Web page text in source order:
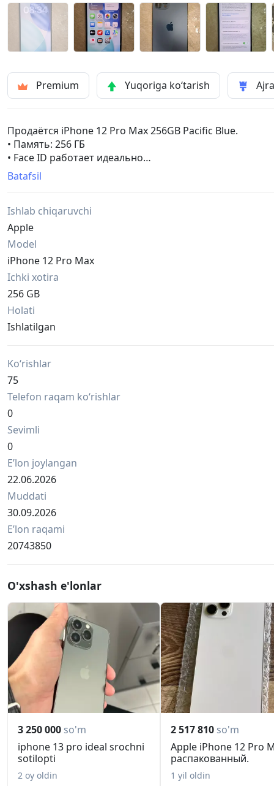
Premium Yuqoriga ko‘tarish
Продаётся iPhone 12 Pro Max 256GB Pacific Blue.
• Память: 256 ГБ
• Face ID работает идеально
• True Tone работает
• Аккумулятор: 77%
• Камера оригинальная (подлинное состояние)
• Заднее стекло в идеальном состоянии
• Коробка в комплекте
• Оригинальный кабель
• IMEI совпадает с коробкой
Телефон полностью сброшен и готов к
Разумный торг уместен.
Batafsil
Ishlab chiqaruvchi
Apple
Model
iPhone 12 Pro Max
Ichki xotira
256 GB
Holati
Ishlatilgan
Ko‘rishlar
75
Telefon raqam ko‘rishlar
0
Sevimli
0
Eʼlon joylangan
22.06.2026
Muddati
30.09.2026
Eʼlon raqami
20743850
O'xshash e'lonlar
3 250 000 so'm
iphone 13 pro ideal srochni
sotilopti
2 oy oldin
2 517 810 so'm
Apple iPhone 12 Pro
распакованный.
1 yil oldin